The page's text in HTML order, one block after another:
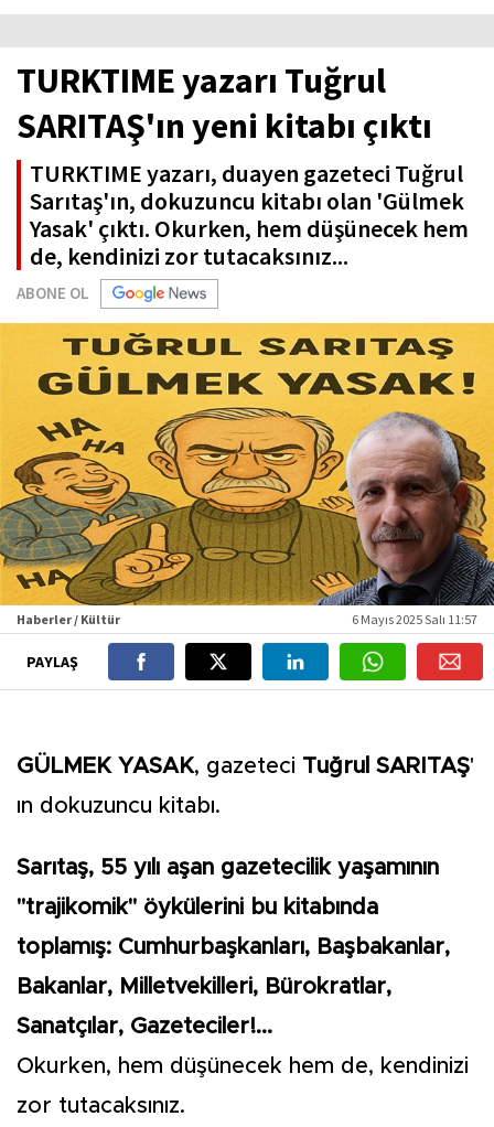
TURKTIME yazarı Tuğrul
SARITAŞ'ın yeni kitabı çıktı
TURKTIME yazarı, duayen gazeteci Tuğrul
Sarıtaş'ın, dokuzuncu kitabı olan 'Gülmek
Yasak' çıktı. Okurken, hem düşünecek hem
de, kendinizi zor tutacaksınız...
ABONE OL
Haberler / Kültür 6 Mayıs 2025 Salı 11:57
PAYLAŞ
GÜLMEK YASAK, gazeteci Tuğrul SARITAŞ'
ın dokuzuncu kitabı.
Sarıtaş, 55 yılı aşan gazetecilik yaşamının
"trajikomik" öykülerini bu kitabında
toplamış: Cumhurbaşkanları, Başbakanlar,
Bakanlar, Milletvekilleri, Bürokratlar,
Sanatçılar, Gazeteciler!...
Okurken, hem düşünecek hem de, kendinizi
zor tutacaksınız.